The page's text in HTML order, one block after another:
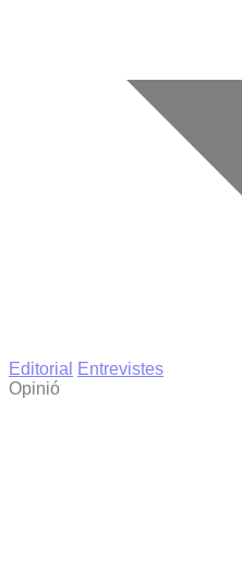
Editorial
Entrevistes
Opinió